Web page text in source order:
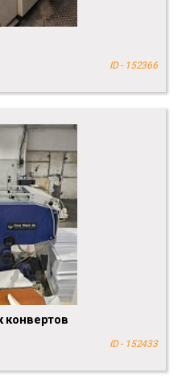
ID - 152366
конвертов
ID - 152433